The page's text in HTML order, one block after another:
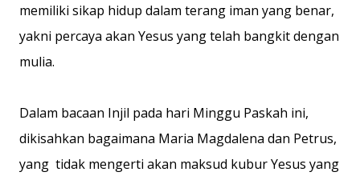
memiliki sikap hidup dalam terang iman yang benar,
yakni percaya akan Yesus yang telah bangkit dengan
mulia.
Dalam bacaan Injil pada hari Minggu Paskah ini,
dikisahkan bagaimana Maria Magdalena dan Petrus,
yang tidak mengerti akan maksud kubur Yesus yang